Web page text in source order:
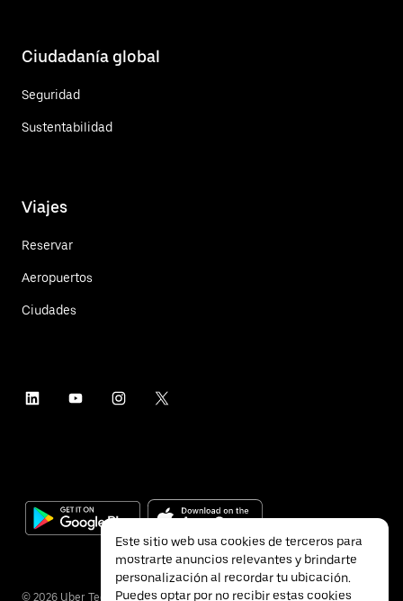
Ciudadanía global
Seguridad
Sustentabilidad
Viajes
Reservar
Aeropuertos
Ciudades
© 2026 Uber Technologies Inc.
Este sitio web usa cookies de terceros para
mostrarte anuncios relevantes y brindarte
personalización al recordar tu ubicación.
Puedes optar por no recibir estas cookies